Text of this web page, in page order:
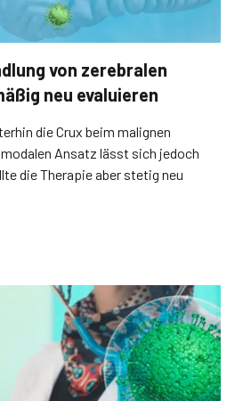
von zerebralen
neu evaluieren
die Crux beim malignen
Ansatz lässt sich jedoch
die Therapie aber stetig neu